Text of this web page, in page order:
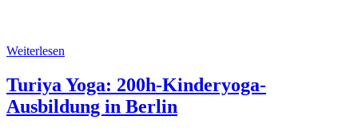
Weiterlesen
Turiya Yoga: 200h-Kinderyoga-
Ausbildung in Berlin